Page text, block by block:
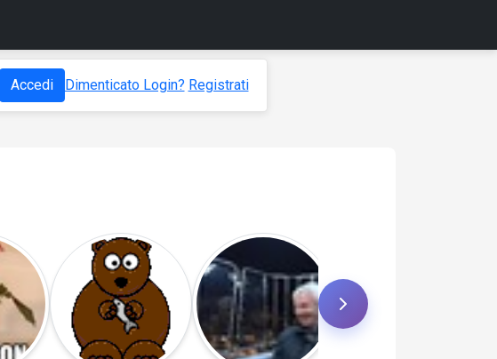
Accedi Dimenticato Login? Registrati